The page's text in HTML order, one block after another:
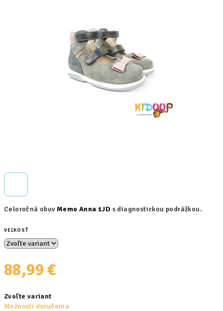
Celoročná obuvMemo Anna 1JD s diagnostickou podrážkou.
VEĽKOSŤ
88,99 €
cena:
Zvoľte variant
Možnosti doručenia